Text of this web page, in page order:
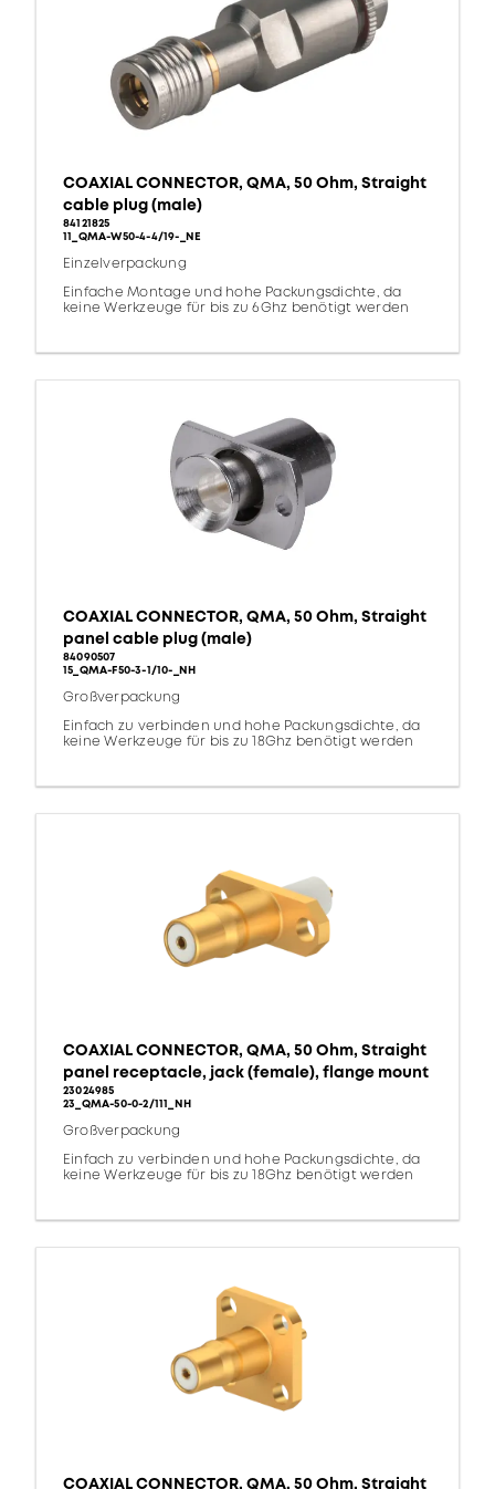
COAXIAL CONNECTOR, QMA, 50 Ohm, Straight
cable plug (male)
84121825
11_QMA-W50-4-4/19-_NE
Einzelverpackung
Einfache Montage und hohe Packungsdichte, da
keine Werkzeuge für bis zu 6Ghz benötigt werden
COAXIAL CONNECTOR, QMA, 50 Ohm, Straight
panel cable plug (male)
84090507
15_QMA-F50-3-1/10-_NH
Großverpackung
Einfach zu verbinden und hohe Packungsdichte, da
keine Werkzeuge für bis zu 18Ghz benötigt werden
COAXIAL CONNECTOR, QMA, 50 Ohm, Straight
panel receptacle, jack (female), flange mount
23024985
23_QMA-50-0-2/111_NH
Großverpackung
Einfach zu verbinden und hohe Packungsdichte, da
keine Werkzeuge für bis zu 18Ghz benötigt werden
COAXIAL CONNECTOR, QMA, 50 Ohm, Straight